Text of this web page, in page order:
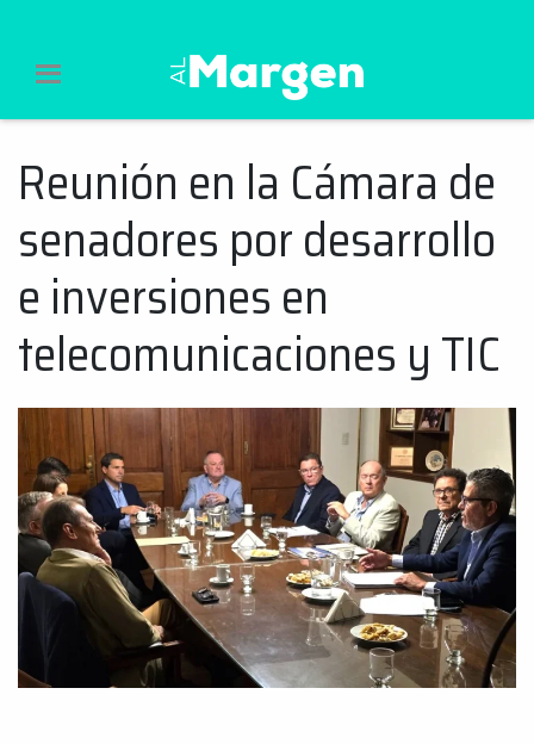
Al Margen Web
Ir
al
contenido
Reunión en la Cámara de
senadores por desarrollo
e inversiones en
telecomunicaciones y TIC